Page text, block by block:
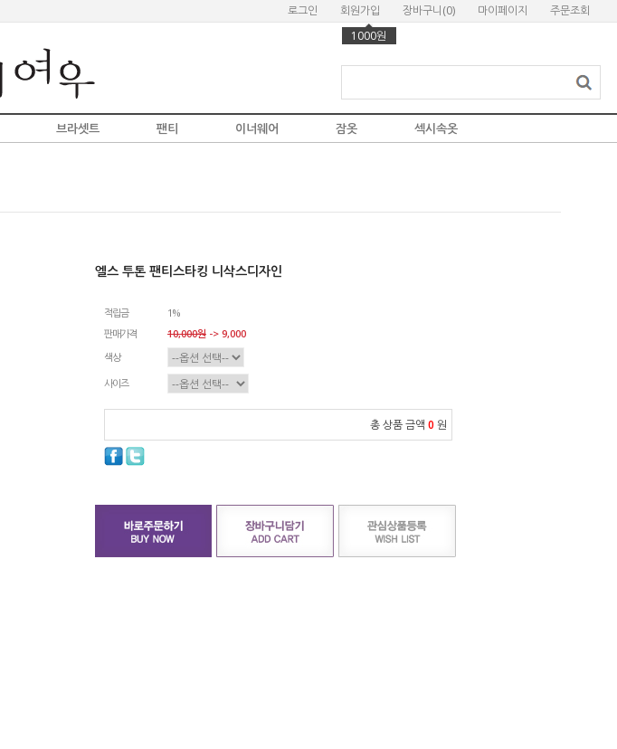
로그인
회원가입
1000원
장바구니(0) 마이페이지 주문조회
브라셋트 팬티 이너웨어 잠옷 섹시속옷
엘스 투톤 팬티스타킹 니삭스디자인
적립금
1%
판매가격
10,000원 -> 9,000
색상
사이즈
총 상품 금액 0 원